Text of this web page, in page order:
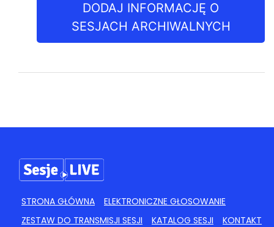
DODAJ INFORMACJĘ O
SESJACH ARCHIWALNYCH
STRONA GŁÓWNA
ELEKTRONICZNE GŁOSOWANIE
ZESTAW DO TRANSMISJI SESJI
KATALOG SESJI KONTAKT